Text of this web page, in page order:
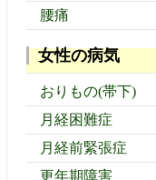
腰痛
女性の病気
おりもの(帯下)
月経困難症
月経前緊張症
更年期障害